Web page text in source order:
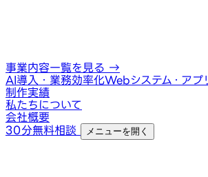
事業内容一覧を見る →
AI導入・業務効率化Webシステム・アプ
制作実績
私たちについて
会社概要
30分無料相談
メニューを開く